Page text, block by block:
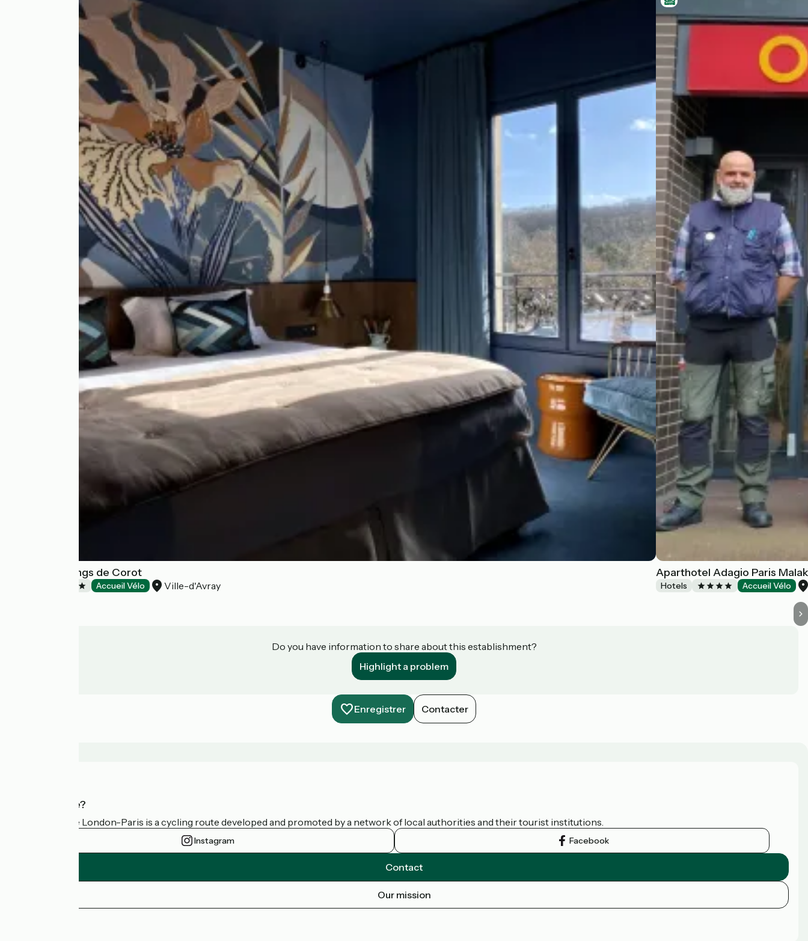
Hôtel Les Etangs de Corot
Accueil Vélo Ville-d'Avray
Aparthotel Adagio Paris
Hotels Accueil Vélo
Do you have information to share about this establishment?
Highlight a problem
Enregistrer Contacter
Who are we?
Avenue Verte London-Paris is a cycling route developed and promoted by a network of local authorities and their tourist institutions.
Instagram Facebook
Contact
Our mission